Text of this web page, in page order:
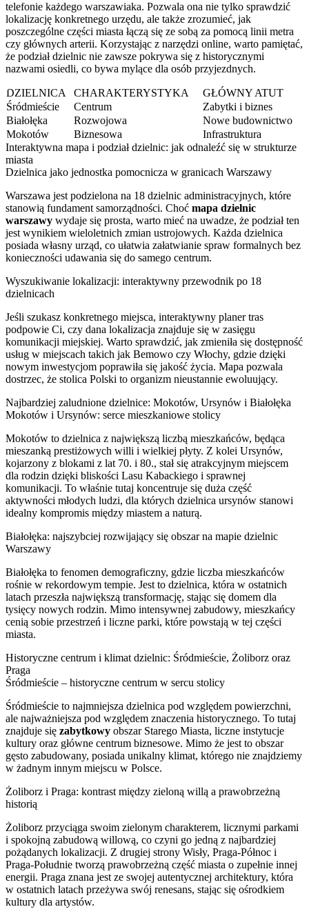
telefonie każdego warszawiaka. Pozwala ona nie tylko sprawdzić
lokalizację konkretnego urzędu, ale także zrozumieć, jak
poszczególne części miasta łączą się ze sobą za pomocą linii metra
czy głównych arterii. Korzystając z narzędzi online, warto pamiętać,
że podział dzielnic nie zawsze pokrywa się z historycznymi
nazwami osiedli, co bywa mylące dla osób przyjezdnych.
DZIELNICA CHARAKTERYSTYKA
GŁÓWNY ATUT
Śródmieście
Centrum
Zabytki i biznes
Białołęka
Rozwojowa
Nowe budownictwo
Mokotów
Biznesowa
Infrastruktura
Interaktywna mapa i podział dzielnic: jak odnaleźć się w strukturze
miasta
Dzielnica jako jednostka pomocnicza w granicach Warszawy
Warszawa jest podzielona na 18 dzielnic administracyjnych, które
stanowią fundament samorządności. Choć mapa dzielnic
warszawy wydaje się prosta, warto mieć na uwadze, że podział ten
jest wynikiem wieloletnich zmian ustrojowych. Każda dzielnica
posiada własny urząd, co ułatwia załatwianie spraw formalnych bez
konieczności udawania się do samego centrum.
Wyszukiwanie lokalizacji: interaktywny przewodnik po 18
dzielnicach
Jeśli szukasz konkretnego miejsca, interaktywny planer tras
podpowie Ci, czy dana lokalizacja znajduje się w zasięgu
komunikacji miejskiej. Warto sprawdzić, jak zmieniła się dostępność
usług w miejscach takich jak Bemowo czy Włochy, gdzie dzięki
nowym inwestycjom poprawiła się jakość życia. Mapa pozwala
dostrzec, że stolica Polski to organizm nieustannie ewoluujący.
Najbardziej zaludnione dzielnice: Mokotów, Ursynów i Białołęka
Mokotów i Ursynów: serce mieszkaniowe stolicy
Mokotów to dzielnica z największą liczbą mieszkańców, będąca
mieszanką prestiżowych willi i wielkiej płyty. Z kolei Ursynów,
kojarzony z blokami z lat 70. i 80., stał się atrakcyjnym miejscem
dla rodzin dzięki bliskości Lasu Kabackiego i sprawnej
komunikacji. To właśnie tutaj koncentruje się duża część
aktywności młodych ludzi, dla których dzielnica ursynów stanowi
idealny kompromis między miastem a naturą.
Białołęka: najszybciej rozwijający się obszar na mapie dzielnic
Warszawy
Białołęka to fenomen demograficzny, gdzie liczba mieszkańców
rośnie w rekordowym tempie. Jest to dzielnica, która w ostatnich
latach przeszła największą transformację, stając się domem dla
tysięcy nowych rodzin. Mimo intensywnej zabudowy, mieszkańcy
cenią sobie przestrzeń i liczne parki, które powstają w tej części
miasta.
Historyczne centrum i klimat dzielnic: Śródmieście, Żoliborz oraz
Praga
Śródmieście – historyczne centrum w sercu stolicy
Śródmieście to najmniejsza dzielnica pod względem powierzchni,
ale najważniejsza pod względem znaczenia historycznego. To tutaj
znajduje się zabytkowy obszar Starego Miasta, liczne instytucje
kultury oraz główne centrum biznesowe. Mimo że jest to obszar
gęsto zabudowany, posiada unikalny klimat, którego nie znajdziemy
w żadnym innym miejscu w Polsce.
Żoliborz i Praga: kontrast między zieloną willą a prawobrzeżną
historią
Żoliborz przyciąga swoim zielonym charakterem, licznymi parkami
i spokojną zabudową willową, co czyni go jedną z najbardziej
pożądanych lokalizacji. Z drugiej strony Wisły, Praga-Północ i
Praga-Południe tworzą prawobrzeżną część miasta o zupełnie innej
energii. Praga znana jest ze swojej autentycznej architektury, która
w ostatnich latach przeżywa swój renesans, stając się ośrodkiem
kultury dla artystów.